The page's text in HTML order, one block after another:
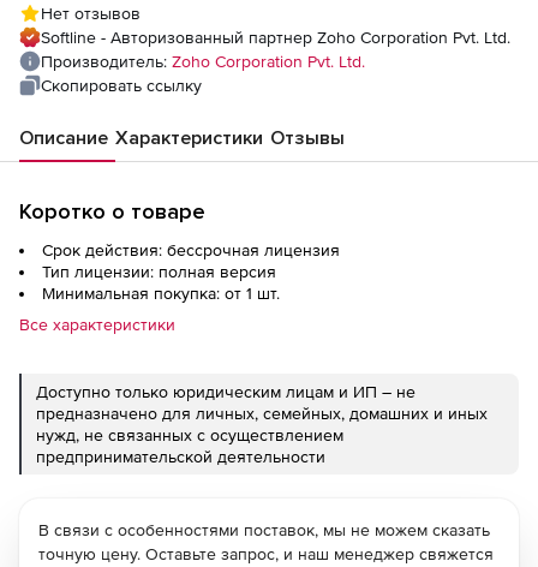
Perpetual Model Single Installation), Fee For
20 Farm / M365 Tenant
Нет отзывов
Softline - Авторизованный партнер Zoho Corporation Pvt. Ltd.
Производитель: Zoho Corporation Pvt. Ltd.
Скопировать ссылку
Описание Характеристики Отзывы
Коротко о товаре
Срок действия: бессрочная лицензия
Тип лицензии: полная версия
Минимальная покупка: от 1 шт.
Все характеристики
Доступно только юридическим лицам и ИП – не
предназначено для личных, семейных, домашних и иных
нужд, не связанных с осуществлением
предпринимательской деятельности
В связи с особенностями поставок, мы не можем сказать
точную цену. Оставьте запрос, и наш менеджер свяжется